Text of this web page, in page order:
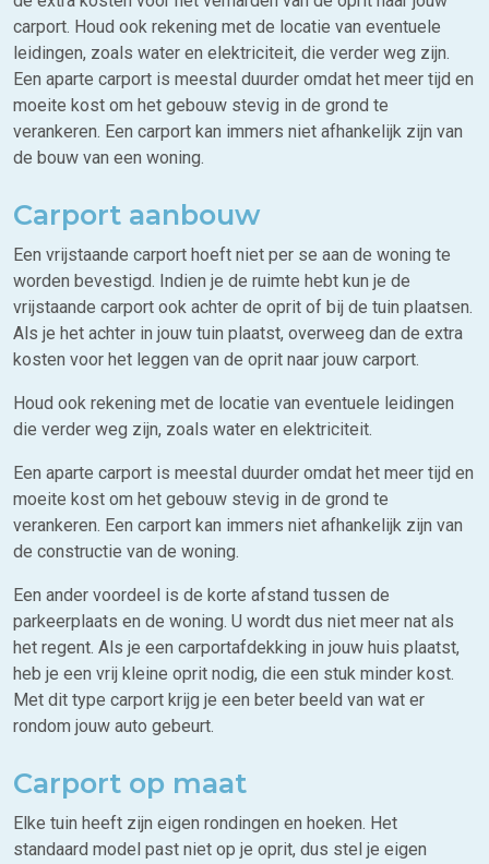
carport. Houd ook rekening met de locatie van eventuele
leidingen, zoals water en elektriciteit, die verder weg zijn.
Een aparte carport is meestal duurder omdat het meer tijd en
moeite kost om het gebouw stevig in de grond te
verankeren. Een carport kan immers niet afhankelijk zijn van
de bouw van een woning.
Carport aanbouw
Een vrijstaande carport hoeft niet per se aan de woning te
worden bevestigd. Indien je de ruimte hebt kun je de
vrijstaande carport ook achter de oprit of bij de tuin plaatsen.
Als je het achter in jouw tuin plaatst, overweeg dan de extra
kosten voor het leggen van de oprit naar jouw carport.
Houd ook rekening met de locatie van eventuele leidingen
die verder weg zijn, zoals water en elektriciteit.
Een aparte carport is meestal duurder omdat het meer tijd en
moeite kost om het gebouw stevig in de grond te
verankeren. Een carport kan immers niet afhankelijk zijn van
de constructie van de woning.
Een ander voordeel is de korte afstand tussen de
parkeerplaats en de woning. U wordt dus niet meer nat als
het regent. Als je een carportafdekking in jouw huis plaatst,
heb je een vrij kleine oprit nodig, die een stuk minder kost.
Met dit type carport krijg je een beter beeld van wat er
rondom jouw auto gebeurt.
Carport op maat
Elke tuin heeft zijn eigen rondingen en hoeken. Het
standaard model past niet op je oprit, dus stel je eigen